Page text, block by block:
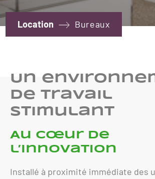
Location Bureaux
Un
de travail
stimulant
Au cœur de
l’innovation
Installé à proximité immédiate des